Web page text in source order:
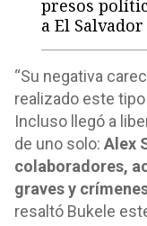
presos
a El Salvador
“Su negativa
realizado este
Incluso llegó a
de uno solo: Alex
colaboradores,
graves y
resaltó Bukele